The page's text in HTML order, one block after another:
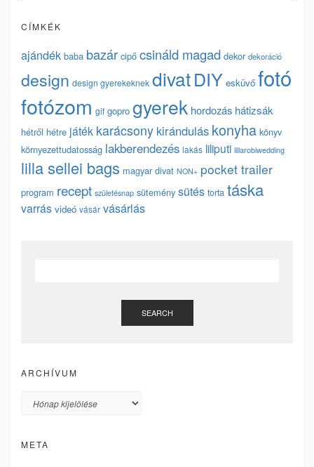
CÍMKÉK
ajándék baba bazár cipő csináld magad dekor dekoráció
design design gyerekeknek divatDIY esküvő fotó
fotózom gif gopro gyerek hordozás hátizsák
hétről hétre játék karácsony kirándulás konyha könyv
környezettudatosság lakberendezés lakás liliputi lillarobiwedding
lilla sellei bags magyar divat NON+ pocket trailer
program recept születésnap sütemény sütés torta táska
varrás videó vásár vásárlás
SEARCH
ARCHÍVUM
Archívum
META